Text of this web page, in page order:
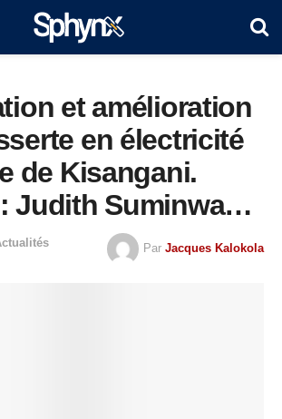
et amélioration
en électricité
de Kisangani.
Judith Suminwa
la
Par Jacques Kalokola